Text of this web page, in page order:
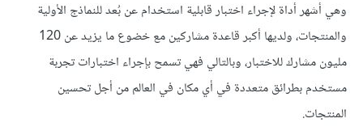
وهي أشهر أداة لإجراء اختبار قابلية استخدام عن بُعد للنماذج الأولية
والمنتجات، ولديها أكبر قاعدة مشاركين مع خضوع ما يزيد عن 120
مليون مشارك للاختبار، وبالتالي فهي تسمح بإجراء اختبارات تجربة
مستخدم بطرائق متعددة في أي مكان في العالم من أجل تحسين
المنتجات.